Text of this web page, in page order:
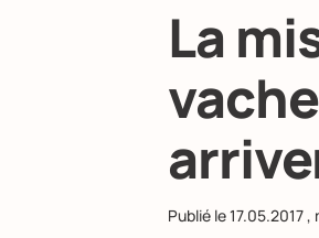
La
Publié le17.05.2017,